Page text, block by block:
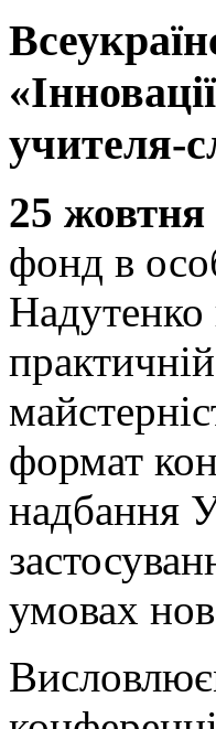
учителя-
25 жовтня
фонд в
Надутенко
формат
надбання
умовах